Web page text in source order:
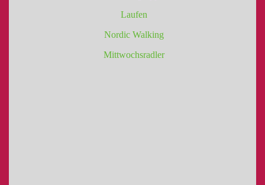
Laufen
Nordic Walking
Mittwochsradler